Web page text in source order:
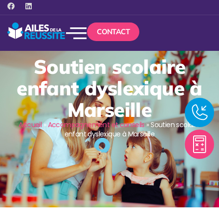
CONTACT
Soutien scolaire
enfant dyslexique à
Marseille
Accueil»Accompagnement et conseils»Soutien scolaire
enfant dyslexique à Marseille